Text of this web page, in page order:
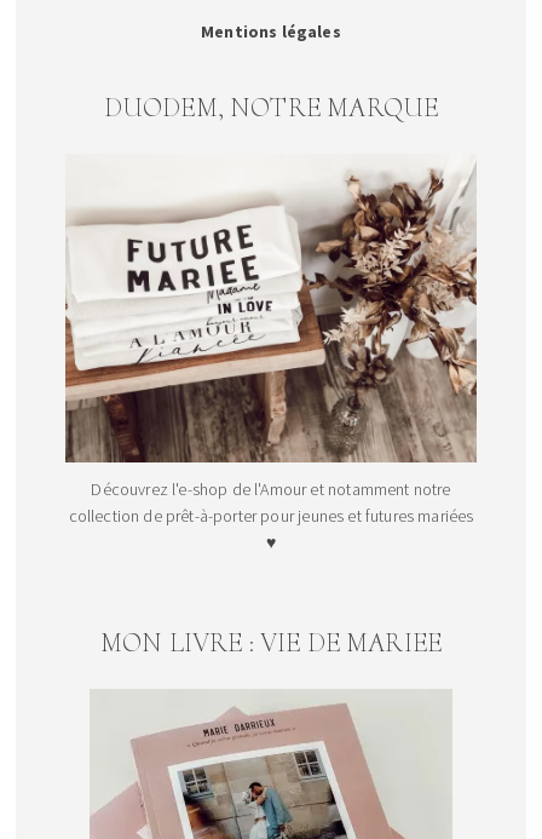
Mentions légales
DUODEM, NOTRE MARQUE
Découvrez l'e-shop de l'Amour et notamment notre
collection de prêt-à-porter pour jeunes et futures mariées
♥
MON LIVRE : VIE DE MARIEE